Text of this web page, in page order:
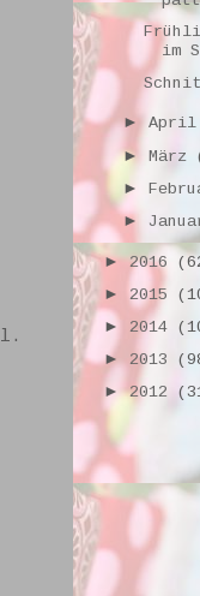
im
►April
►März
►
►
►2016
► 2015
► 2014
► 2013
►2012